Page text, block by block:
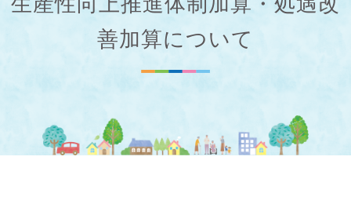
善加算について